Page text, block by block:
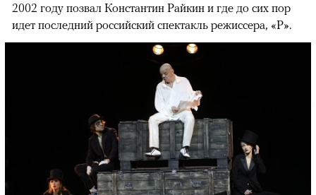
2002 году позвал Константин Райкин и где до сих пор
идет последний российский спектакль режиссера, «Р».